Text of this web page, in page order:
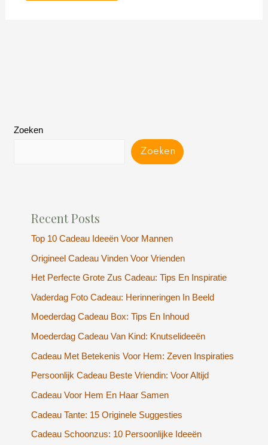
Zoeken
Zoeken
Recent Posts
Top 10 Cadeau Ideeën Voor Mannen
Origineel Cadeau Vinden Voor Vrienden
Het Perfecte Grote Zus Cadeau: Tips En Inspiratie
Vaderdag Foto Cadeau: Herinneringen In Beeld
Moederdag Cadeau Box: Tips En Inhoud
Moederdag Cadeau Van Kind: Knutselideeën
Cadeau Met Betekenis Voor Hem: Zeven Inspiraties
Persoonlijk Cadeau Beste Vriendin: Voor Altijd
Cadeau Voor Hem En Haar Samen
Cadeau Tante: 15 Originele Suggesties
Cadeau Schoonzus: 10 Persoonlijke Ideeën